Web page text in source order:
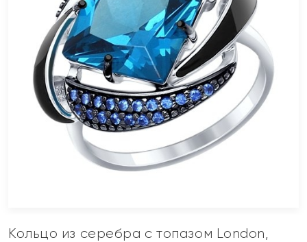
Кольцо из серебра с топазом London,